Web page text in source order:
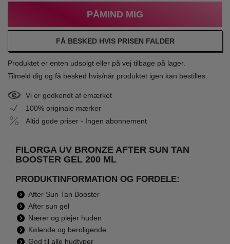
PÅMIND MIG
FÅ BESKED HVIS PRISEN FALDER
Produktet er enten udsolgt eller på vej tilbage på lager.
Tilmeld dig og få besked hvis/når produktet igen kan bestilles.
Vi er godkendt af emærket
100% originale mærker
Altid gode priser - Ingen abonnement
FILORGA UV BRONZE AFTER SUN TAN
BOOSTER GEL 200 ML
PRODUKTINFORMATION OG FORDELE:
After Sun Tan Booster
After sun gel
Nærer og plejer huden
Kølende og beroligende
God til alle hudtyper